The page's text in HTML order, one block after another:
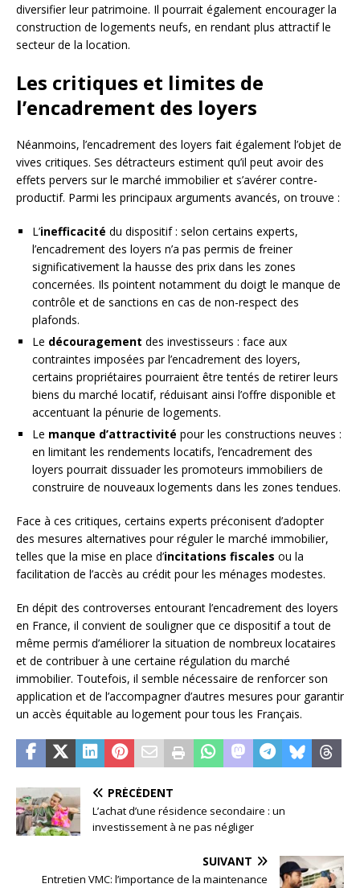
diversifier leur patrimoine. Il pourrait également encourager la
construction de logements neufs, en rendant plus attractif le
secteur de la location.
Les critiques et limites de
l’encadrement des loyers
Néanmoins, l’encadrement des loyers fait également l’objet de
vives critiques. Ses détracteurs estiment qu’il peut avoir des
effets pervers sur le marché immobilier et s’avérer contre-
productif. Parmi les principaux arguments avancés, on trouve :
L’inefficacité du dispositif : selon certains experts,
l’encadrement des loyers n’a pas permis de freiner
significativement la hausse des prix dans les zones
concernées. Ils pointent notamment du doigt le manque de
contrôle et de sanctions en cas de non-respect des
plafonds.
Le découragement des investisseurs : face aux
contraintes imposées par l’encadrement des loyers,
certains propriétaires pourraient être tentés de retirer leurs
biens du marché locatif, réduisant ainsi l’offre disponible et
accentuant la pénurie de logements.
Le manque d’attractivité pour les constructions neuves :
en limitant les rendements locatifs, l’encadrement des
loyers pourrait dissuader les promoteurs immobiliers de
construire de nouveaux logements dans les zones tendues.
Face à ces critiques, certains experts préconisent d’adopter
des mesures alternatives pour réguler le marché immobilier,
telles que la mise en place d’incitations fiscales ou la
facilitation de l’accès au crédit pour les ménages modestes.
En dépit des controverses entourant l’encadrement des loyers
en France, il convient de souligner que ce dispositif a tout de
même permis d’améliorer la situation de nombreux locataires
et de contribuer à une certaine régulation du marché
immobilier. Toutefois, il semble nécessaire de renforcer son
application et de l’accompagner d’autres mesures pour garantir
un accès équitable au logement pour tous les Français.
PRÉCÉDENT
L’achat d’une résidence secondaire : un
investissement à ne pas négliger
SUIVANT
Entretien VMC: l’importance de la maintenance